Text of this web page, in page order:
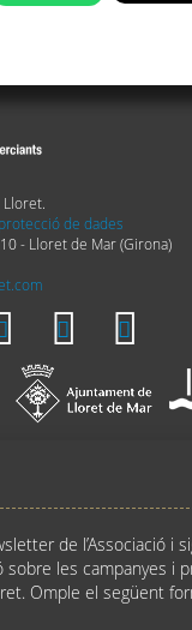
de dades
- Lloret de Mar (Girona)
de l’Associació i
sobre les campanyes i
Omple el següent